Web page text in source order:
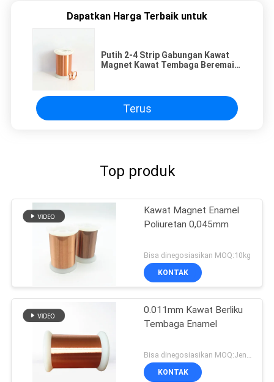
Dapatkan Harga Terbaik untuk
Putih 2-4 Strip Gabungan Kawat
Magnet Kawat Tembaga Beremail
Terus
Top produk
Kawat Magnet Enamel
Poliuretan 0,045mm
Bisa dinegosiasikan MOQ:10kg
KONTAK
0.011mm Kawat Berliku
Tembaga Enamel
KONTAK